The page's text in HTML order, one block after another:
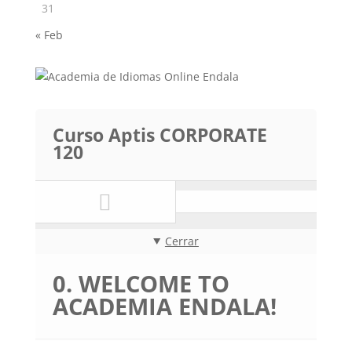
31
« Feb
Curso Aptis CORPORATE
120
Cerrar
0. WELCOME TO
ACADEMIA ENDALA!